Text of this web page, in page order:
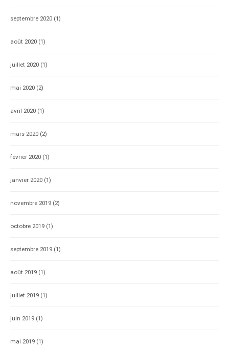
septembre 2020 (1)
août 2020 (1)
juillet 2020 (1)
mai 2020 (2)
avril 2020 (1)
mars 2020 (2)
février 2020 (1)
janvier 2020 (1)
novembre 2019 (2)
octobre 2019 (1)
septembre 2019 (1)
août 2019 (1)
juillet 2019 (1)
juin 2019 (1)
mai 2019 (1)